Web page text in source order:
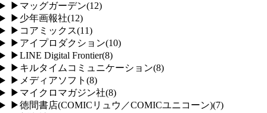
▶ マッグガーデン(12)
▶ 少年画報社(12)
▶ コアミックス(11)
▶ アイプロダクション(10)
▶LINE Digital Frontier(8)
▶ キルタイムコミュニケーション(8)
▶ メディアソフト (8)
▶ マイクロマガジン社(8)
▶徳間書店(COMICリュウ／COMICユニコーン)(7)